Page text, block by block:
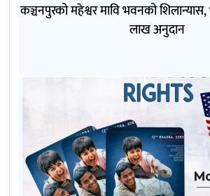
कञ्चनपुरको महेश्वर मावि भवनको
लाख अनुदान